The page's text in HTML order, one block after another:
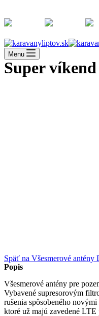
Menu
Super víkend
Späť na Všesmerové
Popis
Všesmerové antény pre
Vybavené supresorovým
rušenia spôsobeného
ktoré už majú zavedené